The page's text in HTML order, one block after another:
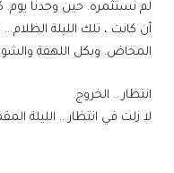
لم نستثمره. حين وجدنا يوم.
أن كانت ، تلك الليلة الظلام
المخاض. وبكل اللهفة
انتظار .. الخروج.
لا زلت في انتظار .. الليلة